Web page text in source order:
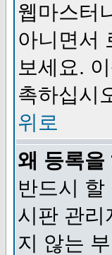
웹마스터
아니면서
보세요.
촉하십시
위로
왜 등록을
반드시
시판 관리
지 않는